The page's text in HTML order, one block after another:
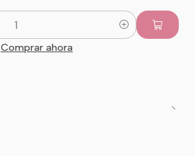
Comprar ahora